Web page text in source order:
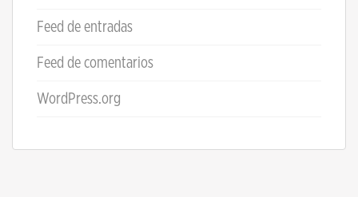
Feed de entradas
Feed de comentarios
WordPress.org